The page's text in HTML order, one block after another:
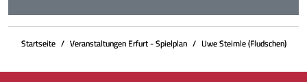
Startseite Veranstaltungen Erfurt - Spielplan Uwe Steimle (Fludschen)